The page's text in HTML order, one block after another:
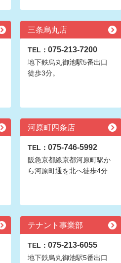
三条烏丸店
TEL： 075-213-7200
地下鉄烏丸御池駅5番出口
徒歩3分。
河原町四条店
TEL： 075-746-5992
阪急京都線京都河原町駅か
ら河原町通を北へ徒歩4分
テナント事業部
TEL： 075-213-6055
地下鉄烏丸御池駅5番出口